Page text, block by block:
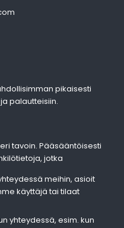
pikaisesti
palautteisiin.
tavoin. Pääsääntöisesti
jotka
meihin, asioit
käyttäjä tai tilaat
yhteydessä, esim. kun